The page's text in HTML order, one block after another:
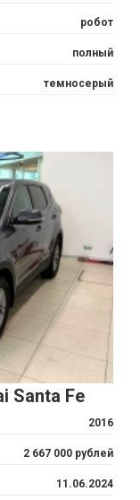
робот
полный
темносерый
Santa Fe
2016
2 667 000 рублей
11.06.2024